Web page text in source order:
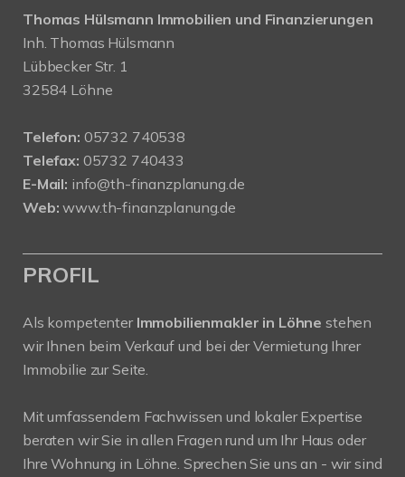
Thomas Hülsmann Immobilien und Finanzierungen
Inh. Thomas Hülsmann
Lübbecker Str. 1
32584 Löhne
Telefon: 05732 740538
Telefax: 05732 740433
E-Mail: info@th-finanzplanung.de
Web: www.th-finanzplanung.de
PROFIL
Als kompetenter Immobilienmakler in Löhne stehen
wir Ihnen beim Verkauf und bei der Vermietung Ihrer
Immobilie zur Seite.
Mit umfassendem Fachwissen und lokaler Expertise
beraten wir Sie in allen Fragen rund um Ihr Haus oder
Ihre Wohnung in Löhne. Sprechen Sie uns an - wir sind